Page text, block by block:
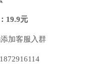
19.9元
加客服入群